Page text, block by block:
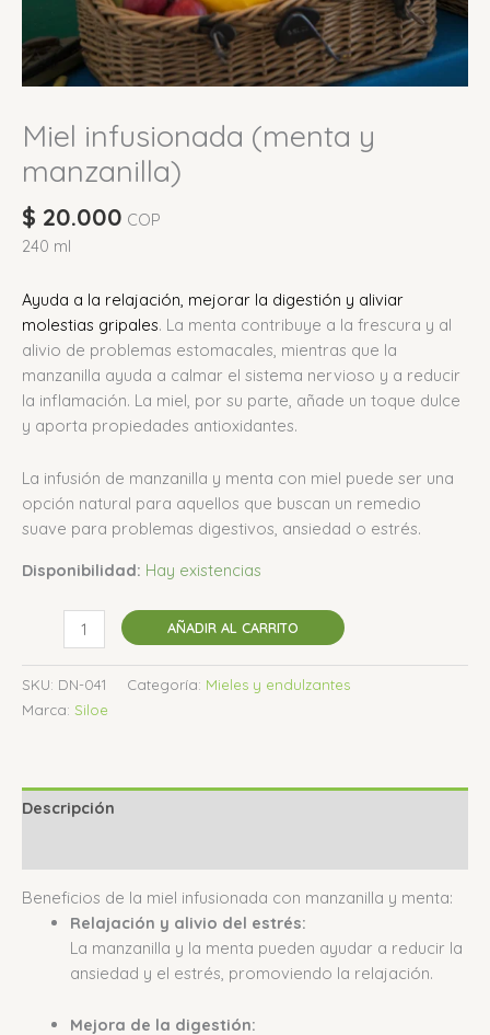
Miel infusionada (menta y
manzanilla)
$ 20.000 COP
240 ml
Ayuda a la relajación, mejorar la digestión y aliviar
molestias gripales. La menta contribuye a la frescura y al
alivio de problemas estomacales, mientras que la
manzanilla ayuda a calmar el sistema nervioso y a reducir
la inflamación. La miel, por su parte, añade un toque dulce
y aporta propiedades antioxidantes.
La infusión de manzanilla y menta con miel puede ser una
opción natural para aquellos que buscan un remedio
suave para problemas digestivos, ansiedad o estrés.
Disponibilidad: Hay existencias
AÑADIR AL CARRITO
SKU: DN-041 Categoría: Mieles y endulzantes
Marca: Siloe
Descripción
Beneficios de la miel infusionada con manzanilla y menta:
Relajación y alivio del estrés:
La manzanilla y la menta pueden ayudar a reducir la
ansiedad y el estrés, promoviendo la relajación.
Mejora de la digestión: